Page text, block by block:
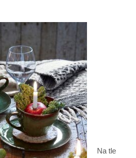
Na tle